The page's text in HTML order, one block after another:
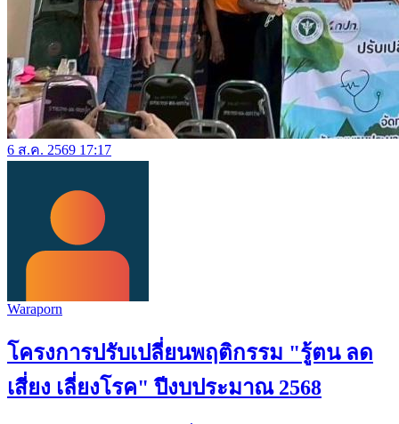
6 ส.ค. 2569 17:17
Waraporn
โครงการปรับเปลี่ยนพฤติกรรม "รู้ตน ลด
เสี่ยง เลี่ยงโรค" ปีงบประมาณ 2568